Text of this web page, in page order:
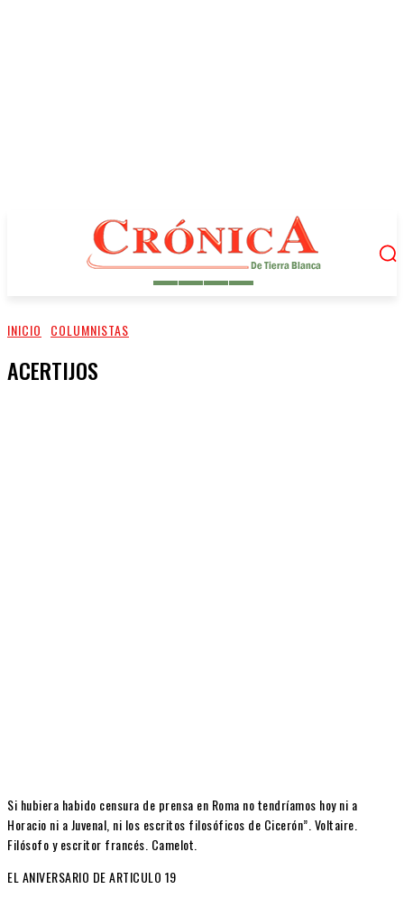
INICIO COLUMNISTAS
ACERTIJOS
Si hubiera habido censura de prensa en Roma no tendríamos hoy ni a
Horacio ni a Juvenal, ni los escritos filosóficos de Cicerón”. Voltaire.
Filósofo y escritor francés. Camelot.
EL ANIVERSARIO DE ARTICULO 19